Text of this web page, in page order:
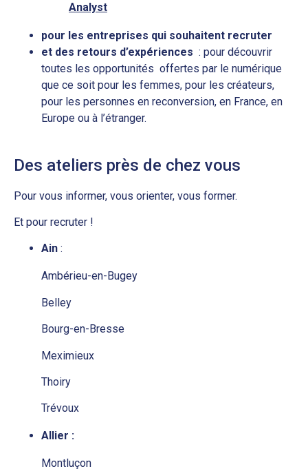
Analyst
pour les entreprises qui souhaitent recruter
et des retours d’expériences : pour découvrir
toutes les opportunités offertes par le numérique
que ce soit pour les femmes, pour les créateurs,
pour les personnes en reconversion, en France, en
Europe ou à l’étranger.
Des ateliers près de chez vous
Pour vous informer, vous orienter, vous former.
Et pour recruter !
Ain :
Ambérieu-en-Bugey
Belley
Bourg-en-Bresse
Meximieux
Thoiry
Trévoux
Allier :
Montluçon